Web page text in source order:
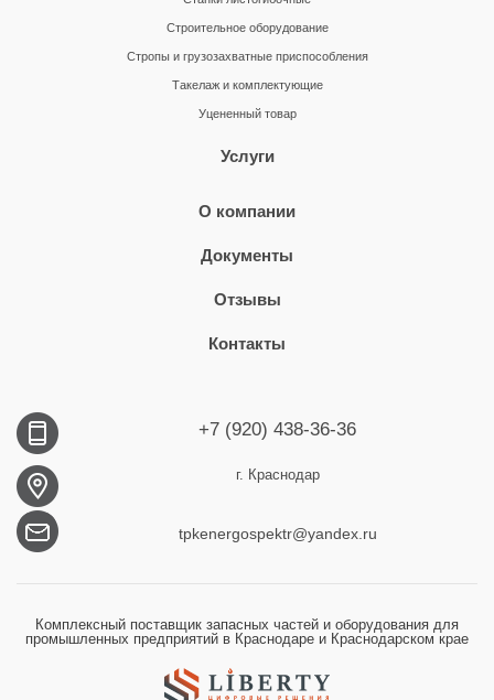
Строительное оборудование
Стропы и грузозахватные приспособления
Такелаж и комплектующие
Уцененный товар
Услуги
О компании
Документы
Отзывы
Контакты
+7 (920) 438-36-36
г. Краснодар
tpkenergospektr@yandex.ru
Комплексный поставщик запасных частей и оборудования для
промышленных предприятий в Краснодаре и Краснодарском крае